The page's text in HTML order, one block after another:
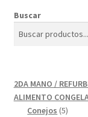
Buscar
2DA MANO /
ALIMENTO
Conejos 55